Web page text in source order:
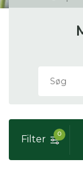
0resultater
Filter 0